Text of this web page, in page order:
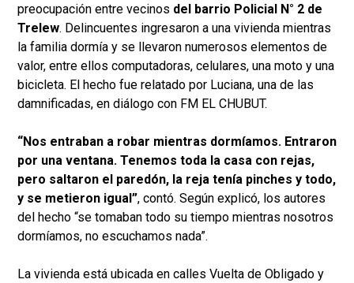
preocupación entre vecinos del barrio Policial N° 2 de
Trelew. Delincuentes ingresaron a una vivienda mientras
la familia dormía y se llevaron numerosos elementos de
valor, entre ellos computadoras, celulares, una moto y una
bicicleta. El hecho fue relatado por Luciana, una de las
damnificadas, en diálogo con FM EL CHUBUT.
“Nos entraban a robar mientras dormíamos. Entraron
por una ventana. Tenemos toda la casa con rejas,
pero saltaron el paredón, la reja tenía pinches y todo,
y se metieron igual”, contó. Según explicó, los autores
del hecho “se tomaban todo su tiempo mientras nosotros
dormíamos, no escuchamos nada”.
La vivienda está ubicada en calles Vuelta de Obligado y